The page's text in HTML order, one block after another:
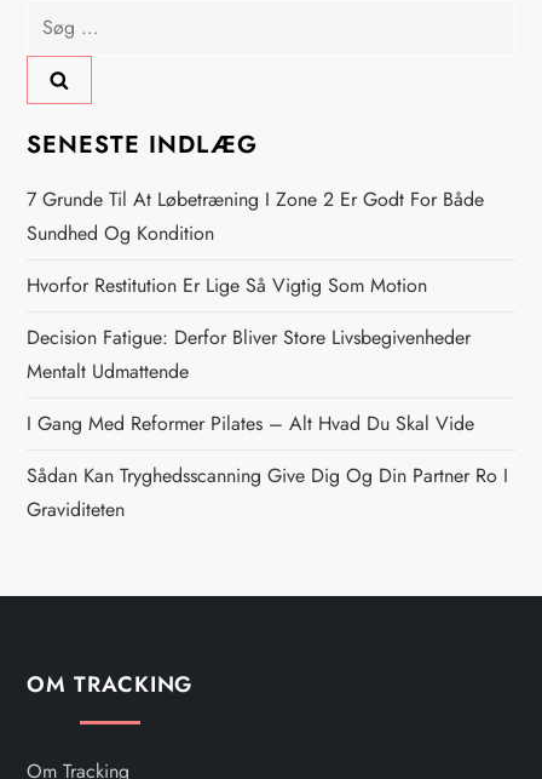
æ
g
s
n
a
v
i
g
a
i
o
Søg
efter:
SENESTE INDLÆG
7 Grunde Til At Løbetræning I Zone 2 Er Godt For Både
Sundhed Og Kondition
Hvorfor Restitution Er Lige Så Vigtig Som Motion
Decision Fatigue: Derfor Bliver Store Livsbegivenheder
Mentalt Udmattende
I Gang Med Reformer Pilates – Alt Hvad Du Skal Vide
Sådan Kan Tryghedsscanning Give Dig Og Din Partner Ro I
Graviditeten
OM TRACKING
Om Tracking